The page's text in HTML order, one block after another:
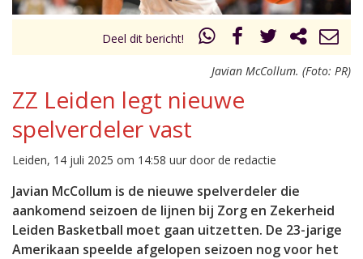
Deel dit bericht!
Javian McCollum. (Foto: PR)
ZZ Leiden legt nieuwe
spelverdeler vast
Leiden, 14 juli 2025 om 14:58 uur door de redactie
Javian McCollum is de nieuwe spelverdeler die
aankomend seizoen de lijnen bij Zorg en Zekerheid
Leiden Basketball moet gaan uitzetten. De 23-jarige
Amerikaan speelde afgelopen seizoen nog voor het